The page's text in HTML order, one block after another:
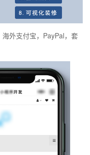
外支付宝，PayPal，套